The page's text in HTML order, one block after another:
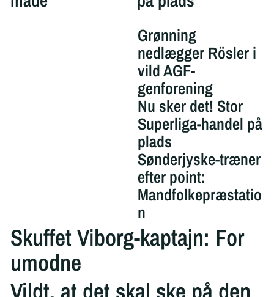
Grønning
nedlægger Rösler i
vild AGF-
genforening
Nu sker det! Stor
Superliga-handel på
plads
Sønderjyske-træner
efter point:
Mandfolkepræstatio
n
Skuffet Viborg-kaptajn: For
umodne